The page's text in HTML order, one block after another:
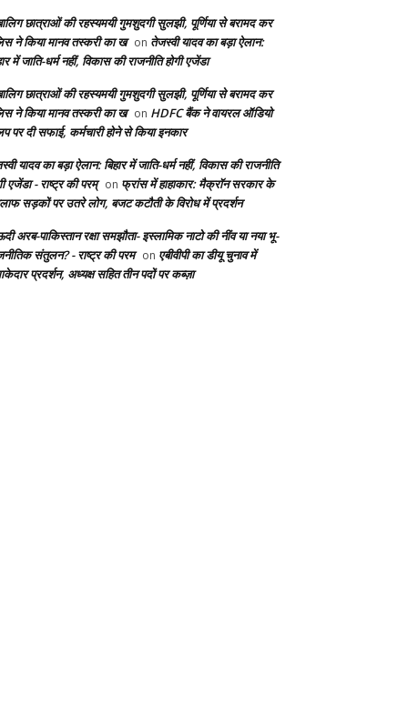
छात्राओं की रहस्यमयी गुमशुदगी सुलझी, पूर्णिया से बरामद कर
ने किया मानव तस्करी का ख on तेजस्वी यादव का बड़ा ऐलान:
में जाति-धर्म नहीं, विकास की राजनीति होगी एजेंडा
छात्राओं की रहस्यमयी गुमशुदगी सुलझी, पूर्णिया से बरामद कर
ने किया मानव तस्करी का ख on HDFC बैंक ने वायरल ऑडियो
पर दी सफाई, कर्मचारी होने से किया इनकार
यादव का बड़ा ऐलान: बिहार में जाति-धर्म नहीं, विकास की राजनीति
एजेंडा - राष्ट्र की परम् on फ्रांस में हाहाकार: मैक्रॉन सरकार के
सड़कों पर उतरे लोग, बजट कटौती के विरोध में प्रदर्शन
अरब-पाकिस्तान रक्षा समझौता- इस्लामिक नाटो की नींव या नया भू-
संतुलन? - राष्ट्र की परम on एबीवीपी का डीयू चुनाव में
प्रदर्शन, अध्यक्ष सहित तीन पदों पर कब्ज़ा